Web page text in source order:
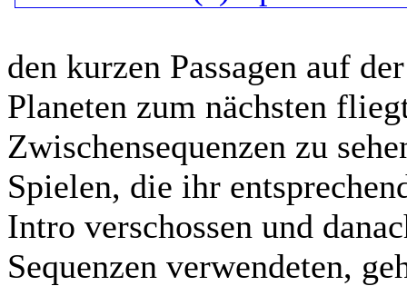
den kurzen Passagen auf
Planeten zum nächsten
Zwischensequenzen zu
Spielen, die ihr
Intro verschossen und
Sequenzen verwendeten,